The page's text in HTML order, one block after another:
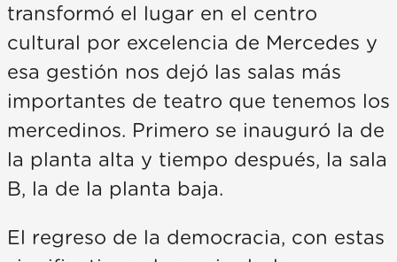
transformó el lugar en el centro
cultural por excelencia de Mercedes y
esa gestión nos dejó las salas más
importantes de teatro que tenemos los
mercedinos. Primero se inauguró la de
la planta alta y tiempo después, la sala
B, la de la planta baja.
El regreso de la democracia, con estas